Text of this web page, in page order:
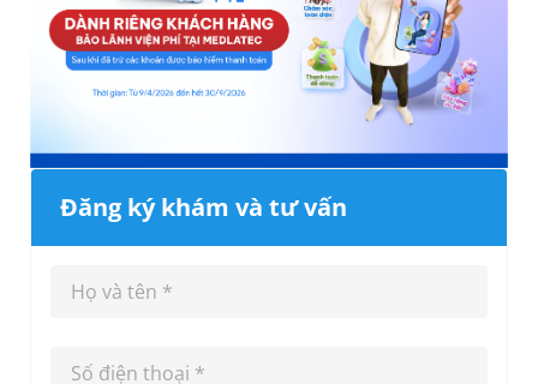
Đăng ký khám và tư vấn